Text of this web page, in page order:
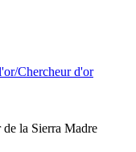
Chercheur d'or
de la Sierra Madre